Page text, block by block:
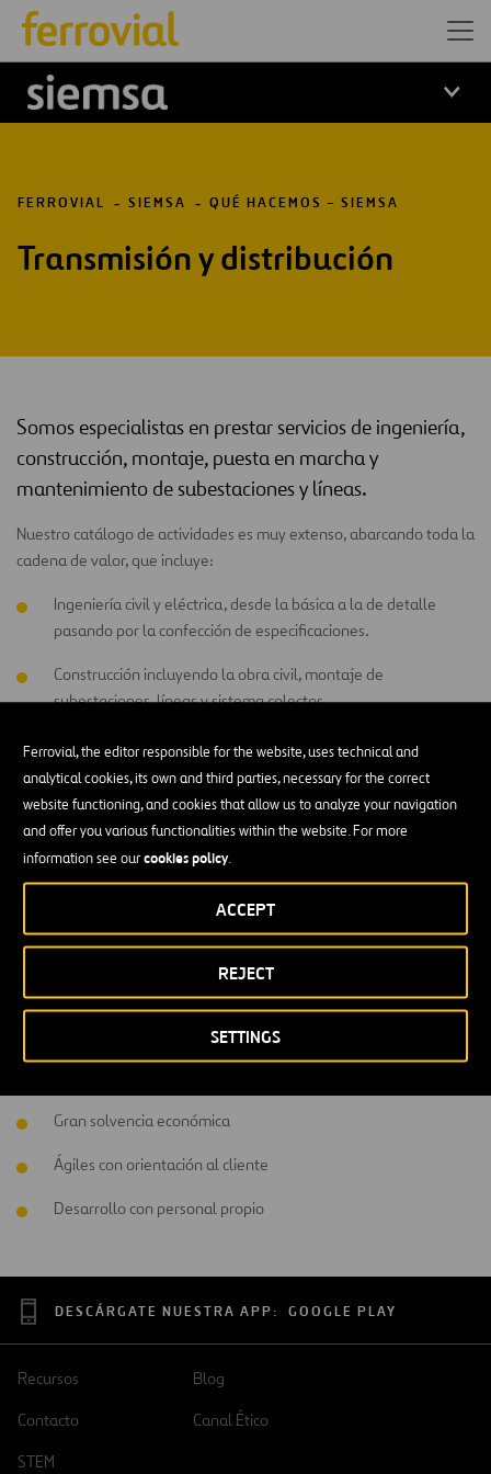
Ferrovial, the editor responsible for the website, uses technical and
analytical cookies, its own and third parties, necessary for the correct
website functioning, and cookies that allow us to analyze your navigation
and offer you various functionalities within the website. For more
information see ourcookies policy.
SETTINGS
REJECT
ACCEPT
Logo Siemsa
FERROVIAL SIEMSA QUÉ HACEMOS – SIEMSA
Transmisión y distribución
Somos especialistas en prestar servicios de ingeniería,
construcción, montaje, puesta en marcha y
mantenimiento de subestaciones y líneas.
Nuestro catálogo de actividades es muy extenso, abarcando toda la
cadena de valor, que incluye:
Ingeniería civil y eléctrica, desde la básica a la de detalle
pasando por la confección de especificaciones.
Construcción incluyendo la obra civil, montaje de
subestaciones, líneas y sistema colector.
Puesta en marcha con personal altamente cualificado y con
experiencia para llevar a cabo las pruebas funcionales, de
ajuste y estudios de selectividad, coordinación global de
ensayos, etc.
Mantenimiento tanto preventivo como correctivo.
Nuestro equipo
Compromiso integral en seguridad, salud y bienestar
Gran solvencia económica
Ágiles con orientación al cliente
Desarrollo con personal propio
DESCÁRGATE NUESTRA APP: GOOGLE PLAY
Recursos
Blog
Contacto
Canal Ético
STEM